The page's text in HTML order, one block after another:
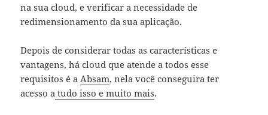
na sua cloud, e verificar a necessidade de
redimensionamento da sua aplicação.
Depois de considerar todas as características e
vantagens, há cloud que atende a todos esse
requisitos é a Absam, nela você conseguira ter
acesso a tudo isso e muito mais.